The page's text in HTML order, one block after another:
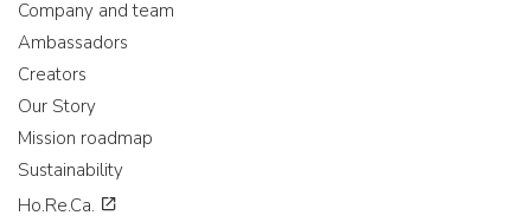
Company and team
Ambassadors
Creators
Our Story
Mission roadmap
Sustainability
Ho.Re.Ca.